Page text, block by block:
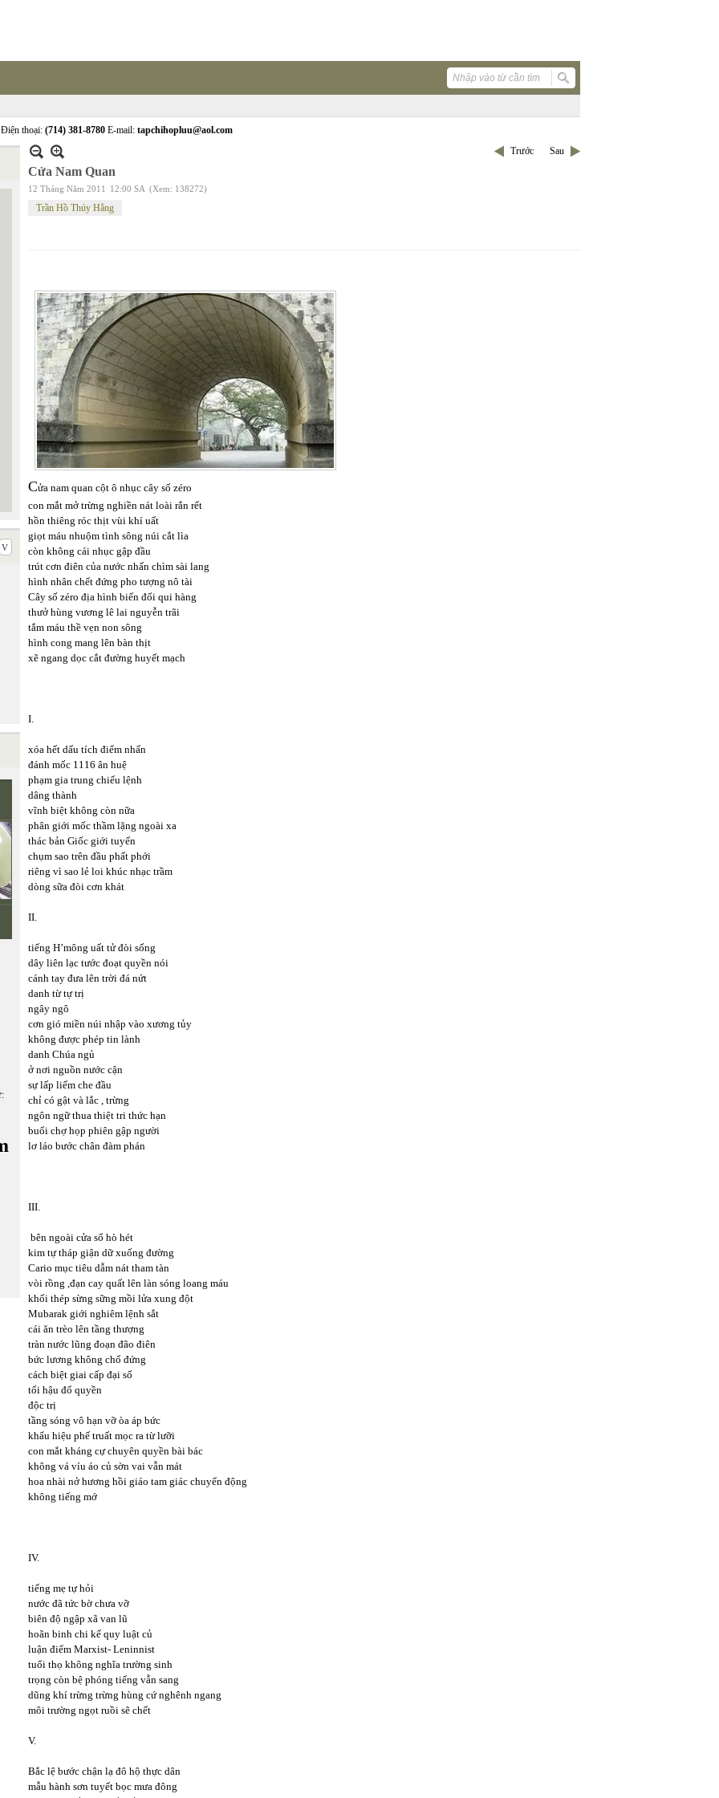
thoại: (714) 381-8780 E-mail: tapchihopluu@aol.com
Trước Sau
Cửa Nam Quan
12 Tháng Năm 2011 12:00 SA (Xem: 138272)
Trần Hồ Thúy Hằng
Cửa nam quan cột ô nhục cây số zéro
con mắt mở trừng nghiền nát loài rắn rết
hồn thiêng róc thịt vùi khí uất
giọt máu nhuộm tình sông núi cắt lìa
còn không cái nhục gập đầu
trút cơn điên của nước nhấn chìm sài lang
hình nhân chết đứng pho tượng nô tài
Cây số zéro địa hình biến đổi qui hàng
thưở hùng vương lê lai nguyễn trãi
tắm máu thề vẹn non sông
hình cong mang lên bàn thịt
xẽ ngang dọc cắt đường huyết mạch
I.
xóa hết dấu tích điểm nhấn
đánh mốc 1116 ân huệ
phạm gia trung chiếu lệnh
dâng thành
vĩnh biệt không còn nữa
phân giới mốc thầm lặng ngoài xa
thác bản Giốc giới tuyến
chụm sao trên đầu phất phới
riêng vì sao lẻ loi khúc nhạc trầm
dòng sữa đòi cơn khát
II.
tiếng H’mông uất tử đòi sống
dây liên lạc tước đoạt quyền nói
cánh tay đưa lên trời đá nứt
danh từ tự trị
ngây ngô
cơn gió miền núi nhập vào xương tủy
không được phép tin lành
danh Chúa ngủ
ở nơi nguồn nước cận
sự lấp liếm che đầu
chỉ có gật và lắc , trừng
ngôn ngữ thua thiệt tri thức hạn
buổi chợ họp phiên gập người
lơ láo bước chân đàm phán
III.
bên ngoài cửa sổ hò hét
kim tự tháp giận dữ xuống đường
Cario mục tiêu dẫm nát tham tàn
vòi rồng ,đạn cay quất lên làn sóng loang máu
khối thép sừng sững mồi lửa xung đột
Mubarak giới nghiêm lệnh sắt
cái ăn trèo lên tầng thượng
tràn nước lũng đoạn đão điên
bức lương không chổ đứng
cách biệt giai cấp đại số
tối hậu đổ quyền
độc trị
tầng sóng vô hạn vỡ òa áp bức
khẩu hiệu phế truất mọc ra từ lưỡi
con mắt kháng cự chuyên quyền bài bác
không vá víu áo củ sờn vai vẫn mát
hoa nhài nở hương hồi giáo tam giác chuyển động
không tiếng mớ
IV.
tiếng mẹ tự hỏi
nước đã tức bờ chưa vỡ
biên độ ngập xã van lũ
hoãn binh chi kế quy luật củ
luận điểm Marxist- Leninnist
tuổi thọ không nghĩa trường sinh
trọng còn bệ phóng tiếng vẫn sang
dũng khí trừng trừng hùng cứ nghênh ngang
môi trường ngọt ruồi sẽ chết
V.
Bắc lệ bước chận lạ đô hộ thực dân
mẫu hành sơn tuyết bọc mưa đông